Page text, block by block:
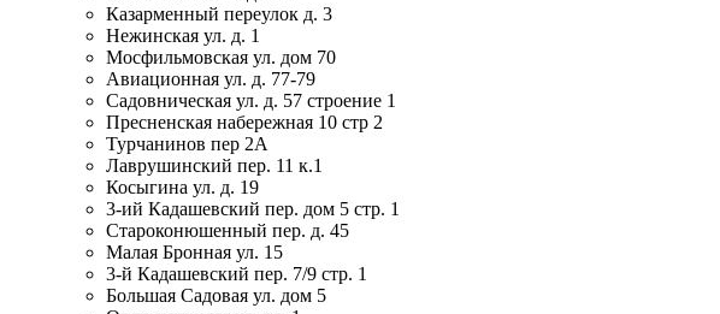
Казарменный переулок д. 3
Нежинская ул. д. 1
Мосфильмовская ул. дом 70
Авиационная ул. д. 77-79
Садовническая ул. д. 57 строение 1
Пресненская набережная 10 стр 2
Турчанинов пер 2А
Лаврушинский пер. 11 к.1
Косыгина ул. д. 19
3-ий Кадашевский пер. дом 5 стр. 1
Староконюшенный пер. д. 45
Малая Бронная ул. 15
3-й Кадашевский пер. 7/9 стр. 1
Большая Садовая ул. дом 5